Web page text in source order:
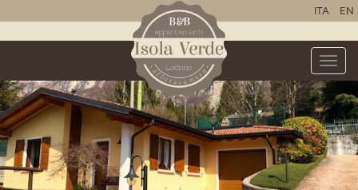
ITA EN
Toggle